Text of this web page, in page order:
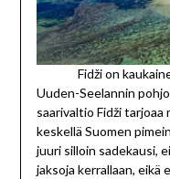
Fidži on
Uuden-Seelannin
saarivaltio Fidži
keskellä Suomen
juuri silloin sadekausi,
jaksoja kerrallaan, eikä